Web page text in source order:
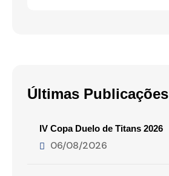
Últimas Publicações
IV Copa Duelo de Titans 2026
06/08/2026